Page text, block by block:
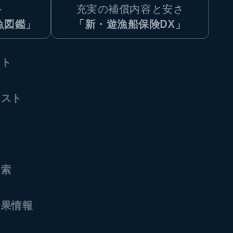
鑑」
充実の補償内容と安さ
「新・遊漁船保険DX」
ト
情報